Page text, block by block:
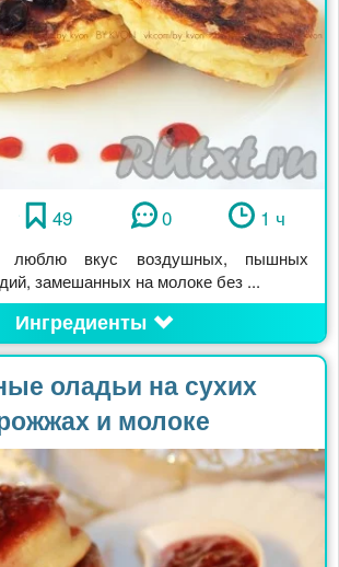
49 0 1 ч
вкус воздушных, пышных
замешанных на молоке без ...
Ингредиенты
оладьи на сухих
и молоке